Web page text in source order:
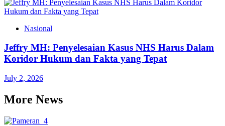
Nasional
Jeffry MH: Penyelesaian Kasus NHS Harus Dalam
Koridor Hukum dan Fakta yang Tepat
July 2, 2026
More News